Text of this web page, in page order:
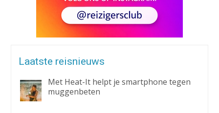
Laatste reisnieuws
Met Heat-It helpt je smartphone tegen
muggenbeten